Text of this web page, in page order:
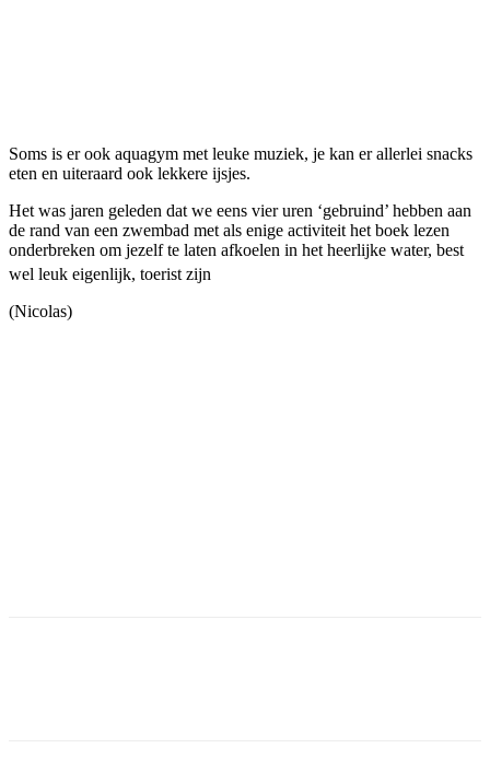
Soms is er ook aquagym met leuke muziek, je kan er allerlei snacks
eten en uiteraard ook lekkere ijsjes.
Het was jaren geleden dat we eens vier uren ‘gebruind’ hebben aan
de rand van een zwembad met als enige activiteit het boek lezen
onderbreken om jezelf te laten afkoelen in het heerlijke water, best
wel leuk eigenlijk, toerist zijn
(Nicolas)